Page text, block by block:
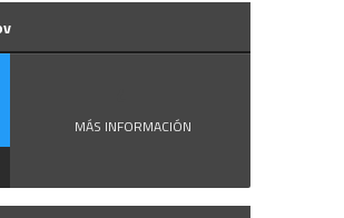
MÁS INFORMACIÓN